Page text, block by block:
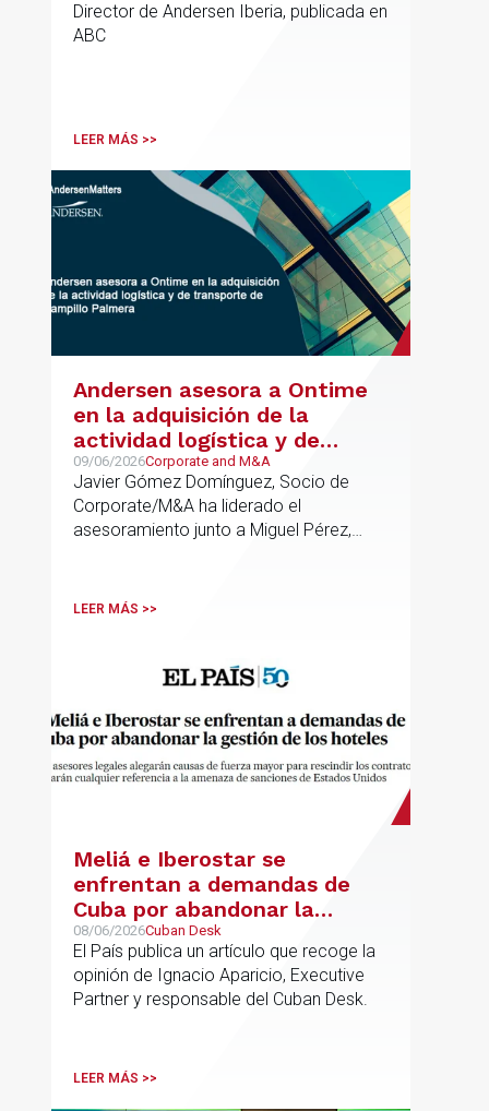
Director de Andersen Iberia, publicada en
ABC
LEER MÁS >>
Andersen asesora a Ontime
en la adquisición de la
actividad logística y de
transporte de Campillo
Palmera
09/06/2026Corporate and M&A
Javier Gómez Domínguez, Socio de
Corporate/M&A ha liderado el
asesoramiento junto a Miguel Pérez,
LEER MÁS >>
Meliá e Iberostar se
enfrentan a demandas de
Cuba por abandonar la
gestión de los hoteles
08/06/2026Cuban Desk
El País publica un artículo que recoge la
opinión de Ignacio Aparicio, Executive
Partner y responsable del Cuban Desk.
LEER MÁS >>